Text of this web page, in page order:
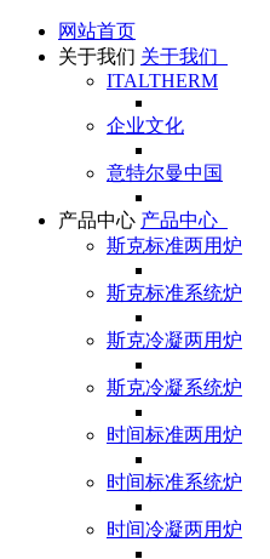
网站首页
关于我们 关于我们
ITALTHERM
企业文化
意特尔曼中国
产品中心 产品中心
斯克标准两用炉
斯克标准系统炉
斯克冷凝两用炉
斯克冷凝系统炉
时间标准两用炉
时间标准系统炉
时间冷凝两用炉